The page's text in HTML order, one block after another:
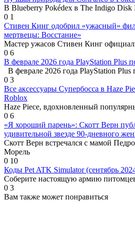
В Blueberry Pokédex в The Indigo Disk
0 1
Стивен Кинг одобрил «ужасный»
мертвецы: Восстание»
Мастер ужасов Стивен Кинг
0 6
В феврале 2026 года PlayStation Plus
В феврале 2026 года PlayStation Plus
0 3
Все аксессуары Супербосса в Haze
Roblox
Haze Piece, вдохновленный
0 6
«Я хороший парень»: Скотт Верн
удивительной звезде 90-дневного
Скотт Верн встречался с мамой
Морель
0 10
Коды Pet ATK Simulator (сентябрь
Соберите настоящую армию
0 3
Вам также может понравиться